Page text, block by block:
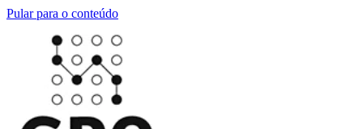
Pular para o conteúdo